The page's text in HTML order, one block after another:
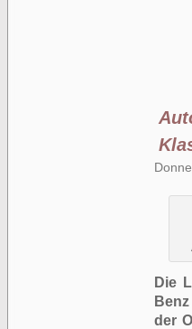
Die
der